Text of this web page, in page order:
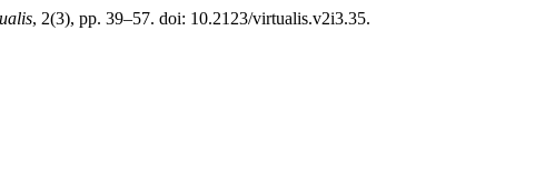
, 2(3), pp. 39–57. doi: 10.2123/virtualis.v2i3.35.